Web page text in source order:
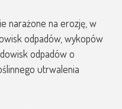
narażone na erozję, w
odpadów, wykopów
odpadów o
utrwalenia